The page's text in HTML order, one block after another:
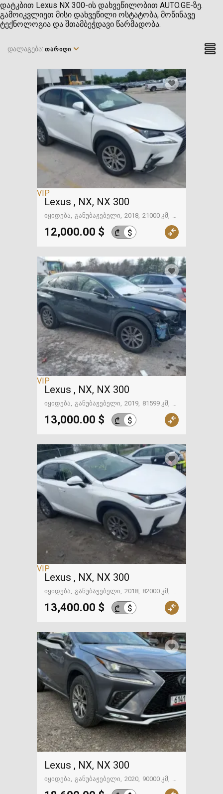
დატკბით Lexus NX 300-ის დახვეწილობით AUTO.GE-ზე.
გამოიკვლიეთ მისი დახვეწილი ოსტატობა, მოწინავე
ტექნოლოგია და შთამბეჭდავი წარმადობა.
დალაგება: ᲗᲐᲠᲘᲦᲘ
VIP
Lexus , NX, NX 300
იყიდება განუბაჟებელი 2018 21000 კმ
12,000.00 $ ₾ $
VIP
Lexus , NX, NX 300
იყიდება განუბაჟებელი 2019 81599 კმ
13,000.00 $ ₾ $
VIP
Lexus , NX, NX 300
იყიდება განუბაჟებელი 2018 82000 კმ
გზაში. საქართველოსკენ
13,400.00 $ ₾ $
Lexus , NX, NX 300
იყიდება განუბაჟებელი 2020
90000 კმ